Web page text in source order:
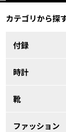
カテゴリから探
付録
時計
靴
ファッション